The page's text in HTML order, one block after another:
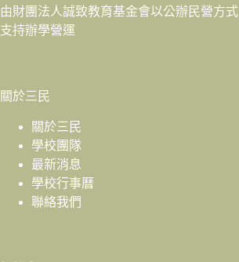
由財團法人誠致教育基金會以公辦民營方式
支持辦學營運
關於三民
關於三民
學校團隊
最新消息
學校行事曆
聯絡我們